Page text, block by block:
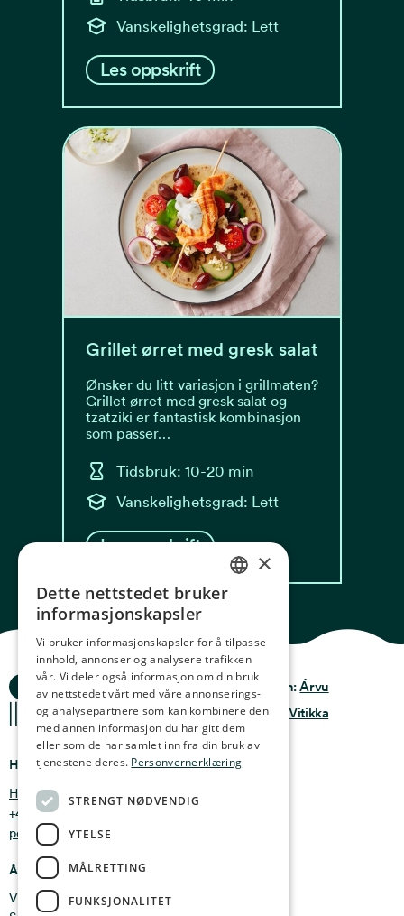
Vanskelighetsgrad: Lett
Les oppskrift
Grillet ørret med gresk salat
Ønsker du litt variasjon i grillmaten?
Grillet ørret med gresk salat og
tzatziki er fantastisk kombinasjon
som passer…
Tidsbruk: 10-20 min
Vanskelighetsgrad: Lett
Les oppskrift
Ocean Stories
Hvor finner du oss
Holmen 4b, 9750 Honningsvåg, Norge
+47 47 99 00 95
post@oceanstories.no
Åpningstider
Vintersesong 1. nov - 30. april: Man - søn 10-16
Privacy & Policy
Terms & conditions
Design:Árvu
Kode:Vitikka
NORWEGIAN
GERMAN
FRENCH
SPANISH
FINNISH
×
Dette nettstedet bruker
informasjonskapsler
Vi bruker informasjonskapsler for å tilpasse
innhold, annonser og analysere trafikken
vår. Vi deler også informasjon om din bruk
av nettstedet vårt med våre annonserings-
og analysepartnere som kan kombinere den
med annen informasjon du har gitt dem
eller som de har samlet inn fra din bruk av
tjenestene deres. Personvernerklæring
STRENGT NØDVENDIG
YTELSE
MÅLRETTING
FUNKSJONALITET